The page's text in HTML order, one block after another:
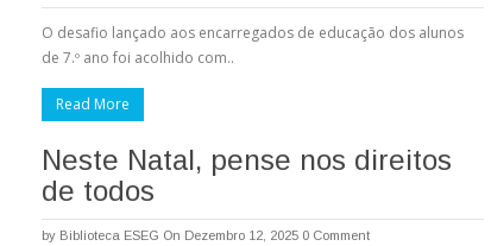
O desafio lançado aos encarregados de educação dos alunos
de 7.º ano foi acolhido com..
Read More
Neste Natal, pense nos direitos
de todos
by Biblioteca ESEG On Dezembro 12, 2025 0 Comment